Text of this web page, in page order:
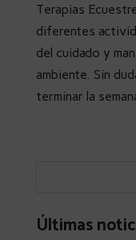
Terapias
diferentes
del cuidado y
ambiente. Sin
terminar la
Últimas